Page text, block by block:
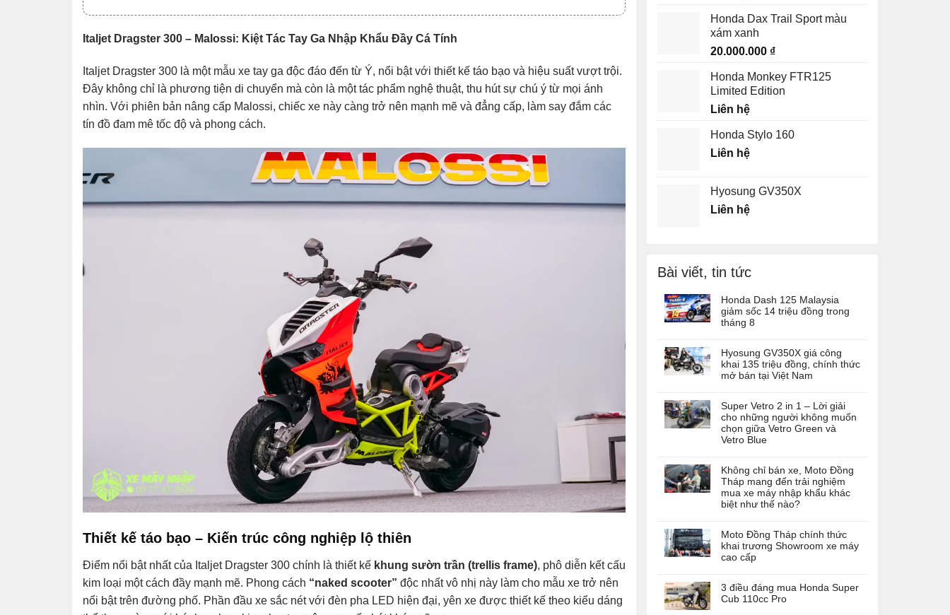
Italjet Dragster 300 – Malossi: Kiệt Tác Tay Ga Nhập Khẩu Đầy Cá Tính
Italjet Dragster 300 là một mẫu xe tay ga độc đáo đến từ Ý, nổi bật với thiết kế táo bạo và hiệu suất vượt trội.
Đây không chỉ là phương tiện di chuyển mà còn là một tác phẩm nghệ thuật, thu hút sự chú ý từ mọi ánh
nhìn. Với phiên bản nâng cấp Malossi, chiếc xe này càng trở nên mạnh mẽ và đẳng cấp, làm say đắm các
tín đồ đam mê tốc độ và phong cách.
Thiết kế táo bạo – Kiến trúc công nghiệp lộ thiên
Điểm nổi bật nhất của Italjet Dragster 300 chính là thiết kế khung sườn trần (trellis frame), phô diễn kết cấu
kim loại một cách đầy mạnh mẽ. Phong cách “naked scooter” độc nhất vô nhị này làm cho mẫu xe trở nên
nổi bật trên đường phố. Phần đầu xe sắc nét với đèn pha LED hiện đại, yên xe được thiết kế theo kiểu dáng
Honda Dax Trail Sport màu
xám xanh
20.000.000 ₫
Honda Monkey FTR125
Limited Edition
Liên hệ
Honda Stylo 160
Liên hệ
Hyosung GV350X
Liên hệ
Bài viết, tin tức
Honda Dash 125 Malaysia
giảm sốc 14 triệu đồng trong
tháng 8
Hyosung GV350X giá công
khai 135 triệu đồng, chính thức
mở bán tại Việt Nam
Super Vetro 2 in 1 – Lời giải
cho những người không muốn
chọn giữa Vetro Green và
Vetro Blue
Không chỉ bán xe, Moto Đồng
Tháp mang đến trải nghiệm
mua xe máy nhập khẩu khác
biệt như thế nào?
Moto Đồng Tháp chính thức
khai trương Showroom xe máy
cao cấp
3 điều đáng mua Honda Super
Cub 110cc Pro